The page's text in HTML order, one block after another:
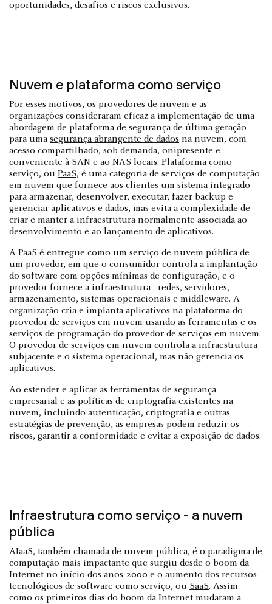
oportunidades, desafios e riscos exclusivos.
Nuvem e plataforma como serviço
Por esses motivos, os provedores de nuvem e as
organizações consideraram eficaz a implementação de uma
abordagem de plataforma de segurança de última geração
para uma segurança abrangente de dados na nuvem, com
acesso compartilhado, sob demanda, onipresente e
conveniente à SAN e ao NAS locais. Plataforma como
serviço, ou PaaS, é uma categoria de serviços de computação
em nuvem que fornece aos clientes um sistema integrado
para armazenar, desenvolver, executar, fazer backup e
gerenciar aplicativos e dados, mas evita a complexidade de
criar e manter a infraestrutura normalmente associada ao
desenvolvimento e ao lançamento de aplicativos.
A PaaS é entregue como um serviço de nuvem pública de
um provedor, em que o consumidor controla a implantação
do software com opções mínimas de configuração, e o
provedor fornece a infraestrutura - redes, servidores,
armazenamento, sistemas operacionais e middleware. A
organização cria e implanta aplicativos na plataforma do
provedor de serviços em nuvem usando as ferramentas e os
serviços de programação do provedor de serviços em nuvem.
O provedor de serviços em nuvem controla a infraestrutura
subjacente e o sistema operacional, mas não gerencia os
aplicativos.
Ao estender e aplicar as ferramentas de segurança
empresarial e as políticas de criptografia existentes na
nuvem, incluindo autenticação, criptografia e outras
estratégias de prevenção, as empresas podem reduzir os
riscos, garantir a conformidade e evitar a exposição de dados.
Infraestrutura como serviço - a nuvem
pública
AIaaS, também chamada de nuvem pública, é o paradigma de
computação mais impactante que surgiu desde o boom da
Internet no início dos anos 2000 e o aumento dos recursos
tecnológicos de software como serviço, ou SaaS. Assim
como os primeiros dias do boom da Internet mudaram a